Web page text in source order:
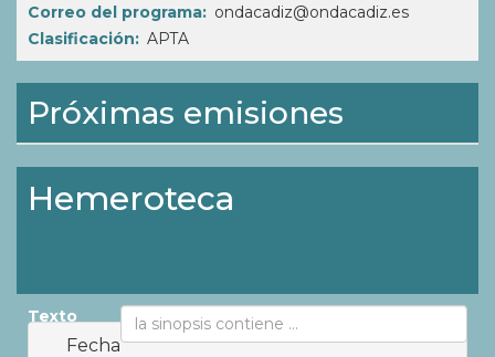
Correo del programa
ondacadiz@ondacadiz.es
Clasificación
APTA
Próximas emisiones
Hemeroteca
Texto
Fecha